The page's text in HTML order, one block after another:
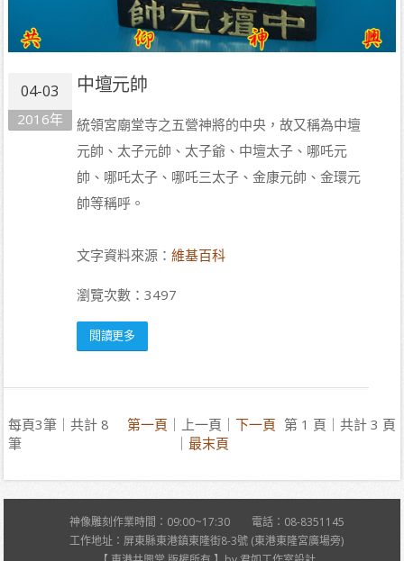
04-03
2016年
中壇元帥
統領宮廟堂寺之五營神將的中央，故又稱為中壇
元帥、太子元帥、太子爺、中壇太子、哪吒元
帥、哪吒太子、哪吒三太子、金康元帥、金環元
帥等稱呼。
文字資料來源： 維基百科
瀏覽次數：3497
閱讀更多
每頁3筆｜共計 8
筆
第一頁 ｜上一頁｜下一頁
｜ 最末頁
第 1 頁｜共計 3 頁
神像雕刻作業時間：09:00~17:30 電話：08-8351145
工作地址：屏東縣東港鎮東隆街8-3號 (東港東隆宮廣場旁)